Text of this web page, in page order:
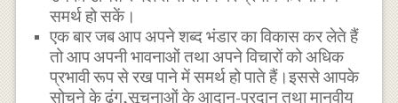
समर्थ हो सकें।
एक बार जब आप अपने शब्द भंडार का विकास कर लेते हैं
तो आप अपनी भावनाओं तथा अपने विचारों को अधिक
प्रभावी रूप से रख पाने में समर्थ हो पाते हैं।इससे आपके
सोचने के ढंग,सूचनाओं के आदान-प्रदान तथा मानवीय